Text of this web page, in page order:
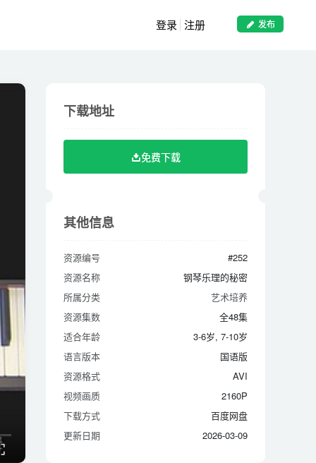
发布
登录 注册
免费下载
资源名称
钢琴乐理的秘密
所属分类
艺术培养
资源集数
全48集
适合年龄
3-6岁, 7-10岁
语言版本
国语版
资源格式
AVI
视频画质
2160P
下载方式
百度网盘
更新日期
2026-03-09
下载地址
免费下载
其他信息
资源编号
#252
资源名称
钢琴乐理的秘密
所属分类
艺术培养
资源集数
全48集
适合年龄
3-6岁, 7-10岁
语言版本
国语版
资源格式
AVI
视频画质
2160P
下载方式
百度网盘
更新日期
2026-03-09